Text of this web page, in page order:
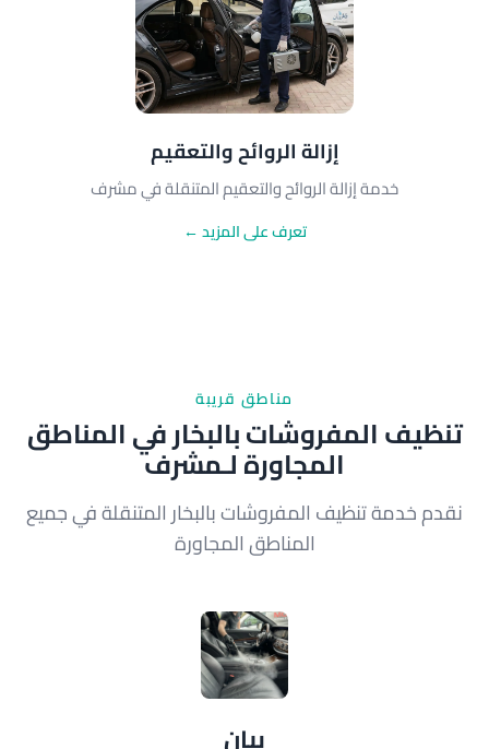
إزالة الروائح والتعقيم
خدمة إزالة الروائح والتعقيم المتنقلة في مشرف
تعرف على المزيد ←
مناطق قريبة
تنظيف المفروشات بالبخار في المناطق
المجاورة لـمشرف
نقدم خدمة تنظيف المفروشات بالبخار المتنقلة في جميع
المناطق المجاورة
بيان